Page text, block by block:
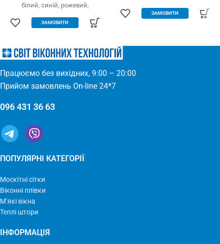
білий, синій, рожевий,
(Євросітка) Розміри: 1,8 х 9 м
ЗАМОВИТИ
пропускає повітря – підходить
метал – елементарно
ЗАМОВИТИ
Працюємо без вихідних, 9:00 – 20:00
Прийом замовлень On-line 24*7
096 431 36 63
ПОПУЛЯРНІ КАТЕГОРІЇ
Москітні сітки
Віконні плівки
М’які вікна
Теплі штори
ІНФОРМАЦІЯ